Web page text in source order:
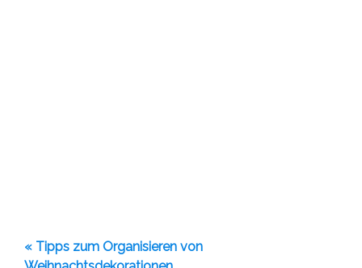
« Tipps zum Organisieren von